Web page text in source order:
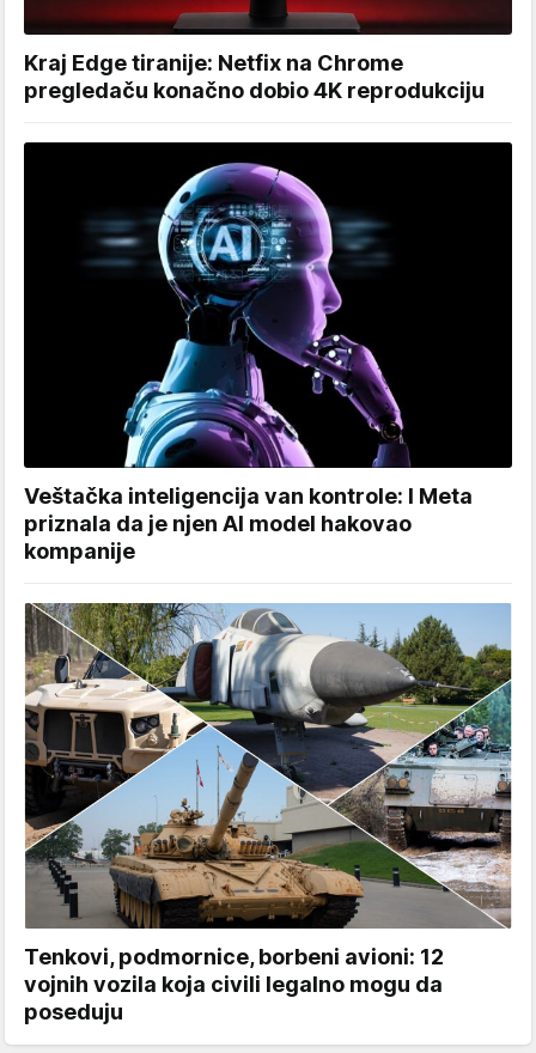
Kraj Edge tiranije: Netfix na Chrome
pregledaču konačno dobio 4K reprodukciju
Veštačka inteligencija van kontrole: I Meta
priznala da je njen AI model hakovao
kompanije
Tenkovi, podmornice, borbeni avioni: 12
vojnih vozila koja civili legalno mogu da
poseduju